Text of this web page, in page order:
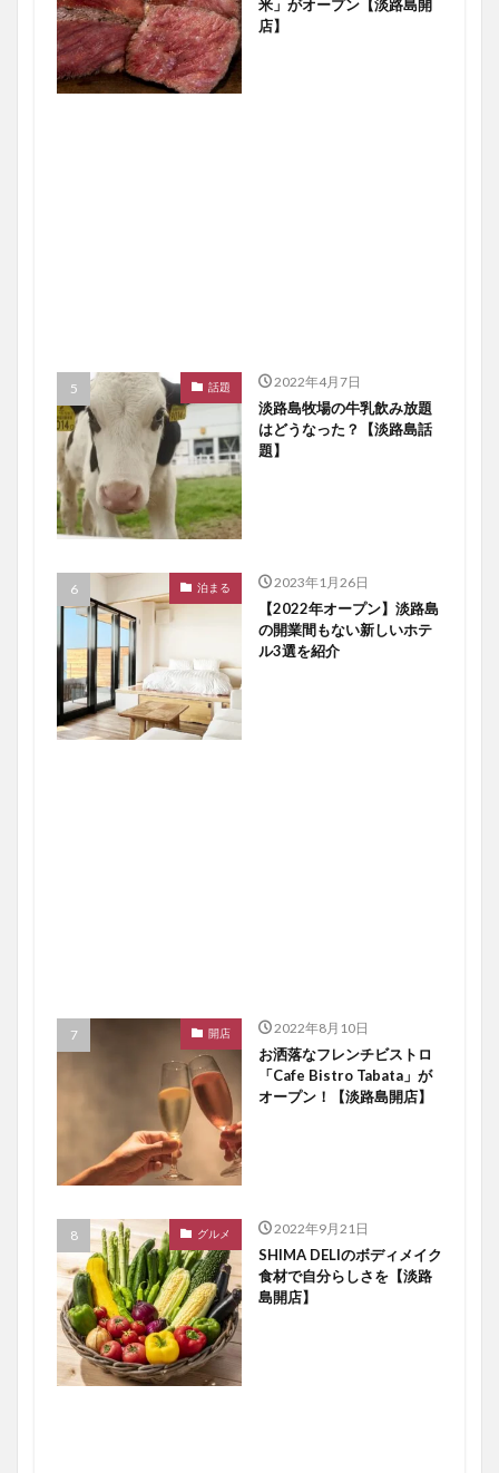
米」がオープン【淡路島開
店】
話題 2022年4月7日
淡路島牧場の牛乳飲み放題
はどうなった？【淡路島話
題】
泊まる 2023年1月26日
【2022年オープン】淡路島
の開業間もない新しいホテ
ル3選を紹介
開店 2022年8月10日
お洒落なフレンチビストロ
「Cafe Bistro Tabata」が
オープン！【淡路島開店】
グルメ 2022年9月21日
SHIMA DELIのボディメイク
食材で自分らしさを【淡路
島開店】